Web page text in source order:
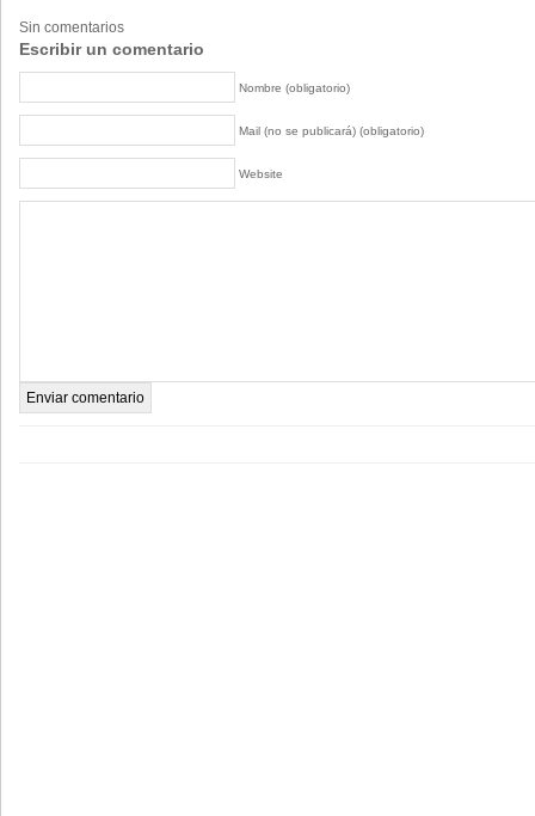
Sin comentarios
Escribir un comentario
Nombre (obligatorio)
Mail (no se publicará) (obligatorio)
Website